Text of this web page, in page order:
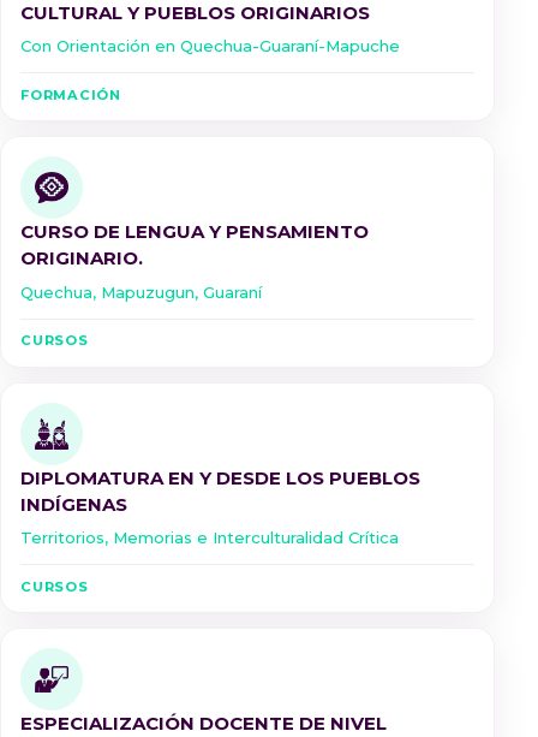
CULTURAL Y PUEBLOS ORIGINARIOS
Con Orientación en Quechua-Guaraní-Mapuche
FORMACIÓN
CURSO DE LENGUA Y PENSAMIENTO
ORIGINARIO.
Quechua, Mapuzugun, Guaraní
CURSOS
DIPLOMATURA EN Y DESDE LOS PUEBLOS
INDÍGENAS
Territorios, Memorias e Interculturalidad Crítica
CURSOS
ESPECIALIZACIÓN DOCENTE DE NIVEL